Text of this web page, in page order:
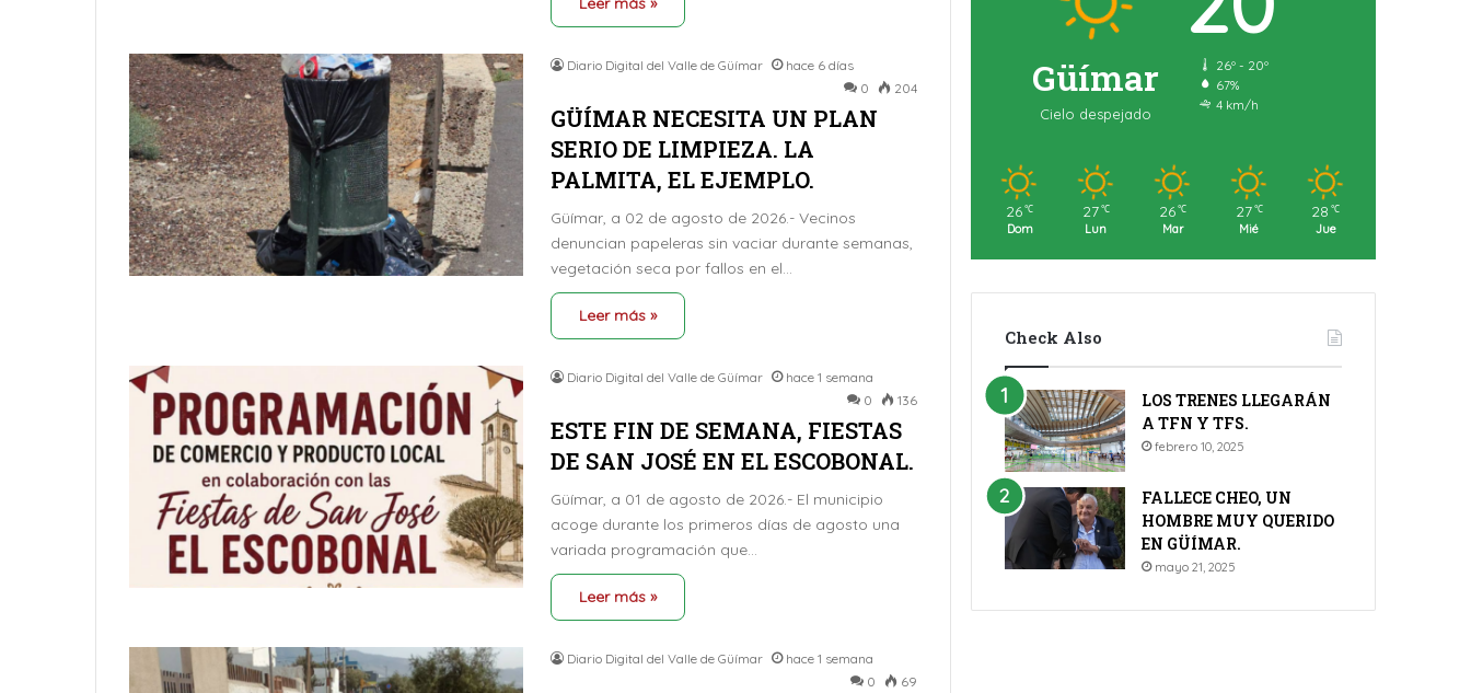
Diario Digital del Valle de Güímar
hace 6 días
0
204
GÜÍMAR NECESITA UN PLAN
SERIO DE LIMPIEZA. LA
PALMITA, EL EJEMPLO.
Güímar, a 02 de agosto de 2026.- Vecinos
denuncian papeleras sin vaciar durante semanas,
vegetación seca por fallos en el…
Leer más »
Diario Digital del Valle de Güímar
hace 1 semana
0
136
ESTE FIN DE SEMANA, FIESTAS
DE SAN JOSÉ EN EL ESCOBONAL.
Güímar, a 01 de agosto de 2026.- El municipio
acoge durante los primeros días de agosto una
variada programación que…
Leer más »
Diario Digital del Valle de Güímar
hace 1 semana
0
69
Güímar
Cielo despejado
26º - 20º
67%
4 km/h
26 ℃
Dom
27 ℃
Lun
26 ℃
Mar
27 ℃
Mié
28 ℃
Jue
Check Also
LOS TRENES LLEGARÁN
A TFN Y TFS.
febrero 10, 2025
FALLECE CHEO, UN
HOMBRE MUY QUERIDO
EN GÜÍMAR.
mayo 21, 2025